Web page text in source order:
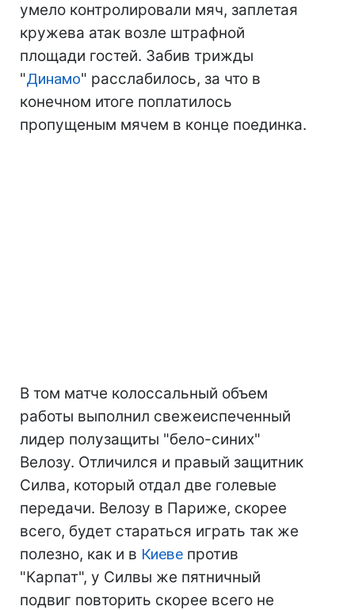
умело контролировали мяч, заплетая
кружева атак возле штрафной
площади гостей. Забив трижды
"Динамо" расслабилось, за что в
конечном итоге поплатилось
пропущеным мячем в конце поединка.
В том матче колоссальный объем
работы выполнил свежеиспеченный
лидер полузащиты "бело-синих"
Велозу. Отличился и правый защитник
Силва, который отдал две голевые
передачи. Велозу в Париже, скорее
всего, будет стараться играть так же
полезно, как и в Киеве против
"Карпат", у Силвы же пятничный
подвиг повторить скорее всего не